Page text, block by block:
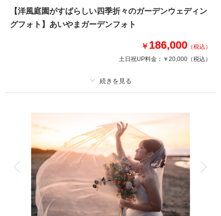
映える本格的な神前式と、境内や周辺のロケーションを活かした撮影が一度
に叶います。挙式から写真撮影までをトータルサポートするので、準備も安
撮影日の空き
【洋風庭園がすばらしい四季折々のガーデンウェディン
グフォト】あいやまガーデンフォト
￥ 186,000 （税込）
土日祝UP料金： ￥20,000 （税込）
着付け ヘアメイク
アルバム データ 180 カット 台紙付写真
衣装追加 会食 挙式
家族と撮影 家族用衣装レンタル ペットと撮影
その他含むもの
家族写真追加料金無料 衣装ランクアップ料金なし 洋装小物ランクアップ